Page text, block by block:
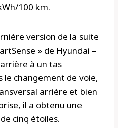
100 km.
version de la suite
» de Hyundai –
à un tas
le changement de voie,
arrière et bien
il a obtenu une
cinq étoiles.